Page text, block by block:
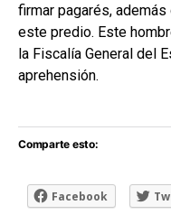
firmar pagarés,
este predio. Este
la Fiscalía General del
aprehensión.
Comparte esto:
Facebook